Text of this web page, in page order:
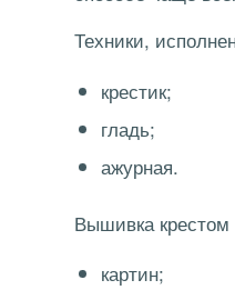
Техники,
крестик;
гладь;
ажурная.
Вышивка крестом
картин;